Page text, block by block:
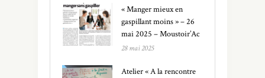
« Manger mieux en
gaspillant moins » – 26
mai 2025 – Moustoir’Ac
28 mai 2025
Atelier « A la rencontre